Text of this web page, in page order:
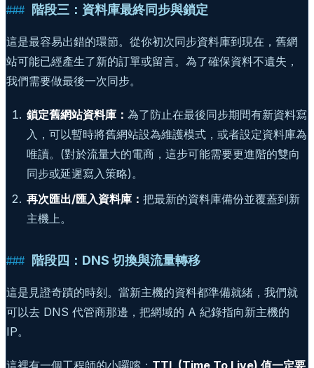
階段三：資料庫最終同步與鎖定
這是最容易出錯的環節。從你初次同步資料庫到現在，舊網
站可能已經產生了新的訂單或留言。為了確保資料不遺失，
我們需要做最後一次同步。
鎖定舊網站資料庫： 為了防止在最後同步期間有新資料寫
入，可以暫時將舊網站設為維護模式，或者設定資料庫為
唯讀。(對於流量大的電商，這步可能需要更進階的雙向
同步或延遲寫入策略)。
再次匯出/匯入資料庫： 把最新的資料庫備份並覆蓋到新
主機上。
階段四：DNS 切換與流量轉移
這是見證奇蹟的時刻。當新主機的資料都準備就緒，我們就
可以去 DNS 代管商那邊，把網域的 A 紀錄指向新主機的
IP。
這裡有一個工程師的小囉嗦： TTL (Time To Live) 值一定要